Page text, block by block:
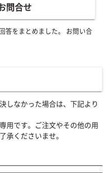
問合せ
答をまとめました。 お問い合
しなかった場合は、下記より
用です。ご注文やその他の用
承くださいませ。